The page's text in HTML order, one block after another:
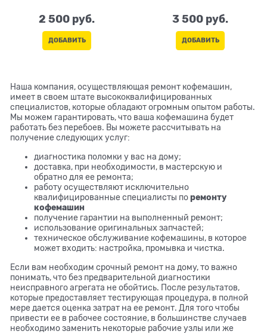
заварного устройства,
помпы, дренажного
клапана, кофемолки,
мультиклапана, клапана
2 500 руб.
ДОБАВИТЬ
силовой платы, замена
платы управления, замена
дисплея, либо ремонт
превышающий по времени 6
3 500 руб.
ДОБАВИТЬ
Наша компания, осуществляющая ремонт кофемашин,
имеет в своем штате высококвалифицированных
специалистов, которые обладают огромным опытом работы.
Мы можем гарантировать, что ваша кофемашина будет
работать без перебоев. Вы можете рассчитывать на
получение следующих услуг:
диагностика поломки у вас на дому;
доставка, при необходимости, в мастерскую и
обратно для ее ремонта;
работу осуществляют исключительно
квалифицированные специалисты поремонту
кофемашин
получение гарантии на выполненный ремонт;
использование оригинальных запчастей;
техническое обслуживание кофемашины, в которое
может входить: настройка, промывка и чистка.
Если вам необходим срочный ремонт на дому, то важно
понимать, что без предварительной диагностики
неисправного агрегата не обойтись. После результатов,
которые предоставляет тестирующая процедура, в полной
мере дается оценка затрат на ее ремонт. Для того чтобы
привести ее в рабочее состояние, в большинстве случаев
необходимо заменить некоторые рабочие узлы или же